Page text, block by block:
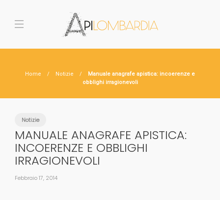
Home Notizie
Manuale anagrafe apistica: incoerenze e
obblighi irragionevoli
Notizie
MANUALE ANAGRAFE APISTICA:
INCOERENZE E OBBLIGHI
IRRAGIONEVOLI
Febbraio 17, 2014